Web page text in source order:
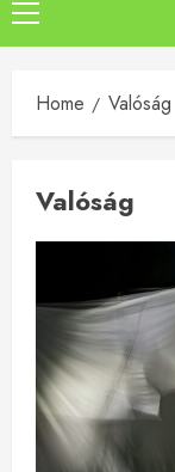
Primary
Menu
Home Valóság
Valóság